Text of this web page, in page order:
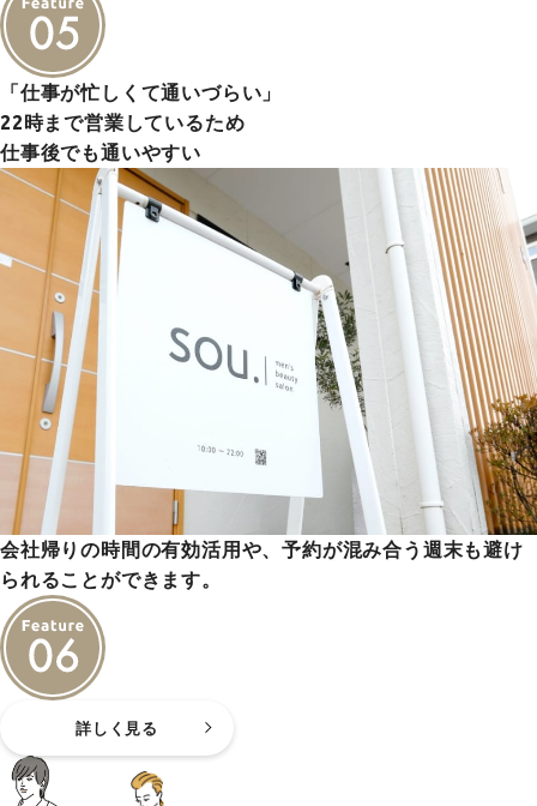
「仕事が忙しくて通いづらい」
22時まで営業しているため
仕事後でも通いやすい
会社帰りの時間の有効活用や、予約が混み合う週末も避け
られることができます。
詳しく見る